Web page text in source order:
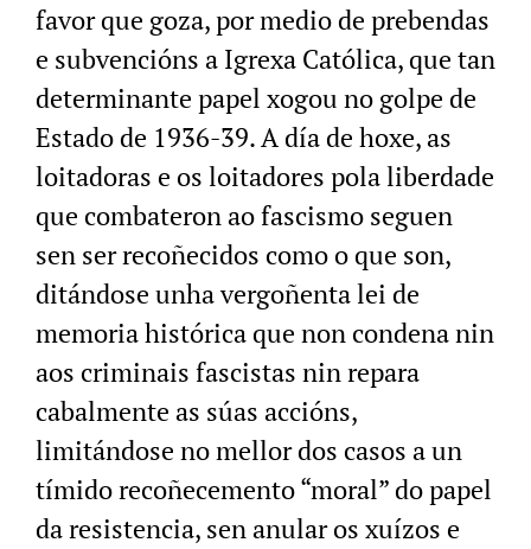
favor que goza, por medio de prebendas
e subvencións a Igrexa Católica, que tan
determinante papel xogou no golpe de
Estado de 1936-39. A día de hoxe, as
loitadoras e os loitadores pola liberdade
que combateron ao fascismo seguen
sen ser recoñecidos como o que son,
ditándose unha vergoñenta lei de
memoria histórica que non condena nin
aos criminais fascistas nin repara
cabalmente as súas accións,
limitándose no mellor dos casos a un
tímido recoñecemento “moral” do papel
da resistencia, sen anular os xuízos e